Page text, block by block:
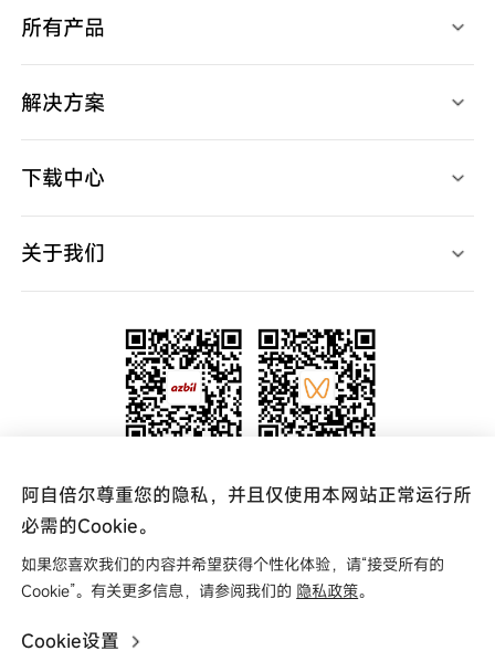
阿自倍尔尊重您的隐私，并且仅使用本网站正常运行所
必需的Cookie。
如果您喜欢我们的内容并希望获得个性化体验，请“接受所有的
Cookie”。有关更多信息，请参阅我们的 隐私政策。
Cookie设置
0
所有产品
检测、识别用传感器
限位开关
开关/传感器配件
记录仪
马达/执行器/控制阀
解决方案
视频中心
下载中心
产品规格书
产品软件
产品CAD
关于我们
宣传视频
更多资讯 实时掌握
视频号
友情链接
Copyright © 2025 阿自倍尔自控工程（上海）有限公司